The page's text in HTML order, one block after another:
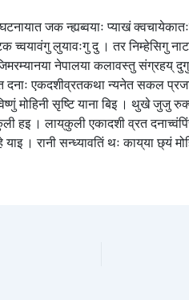
जक न्ह्यब्वयाः प्याखं
लुयावःगु दु । तर निम्हेसिगु
नेपालया कलावस्तु संग्रहय्
दनाः एकदशीव्रतकथा न्यनेत सकल
सृष्टि याना बिइ । थुखे जुजु
हइ । लाय्‌कुली एकादशी व्रत
रानी सन्ध्यावतिं थः काय्‌या छ्यं